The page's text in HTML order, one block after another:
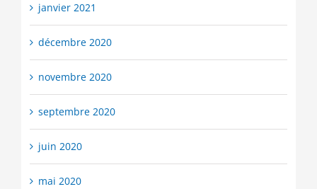
janvier 2021
décembre 2020
novembre 2020
septembre 2020
juin 2020
mai 2020